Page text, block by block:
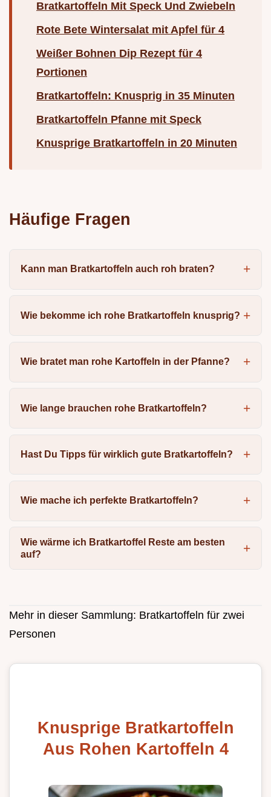
Bratkartoffeln Mit Speck Und Zwiebeln
Rote Bete Wintersalat mit Apfel für 4
Weißer Bohnen Dip Rezept für 4
Portionen
Bratkartoffeln: Knusprig in 35 Minuten
Bratkartoffeln Pfanne mit Speck
Knusprige Bratkartoffeln in 20 Minuten
Häufige Fragen
Kann man Bratkartoffeln auch roh braten?
Wie bekomme ich rohe Bratkartoffeln knusprig?
Wie bratet man rohe Kartoffeln in der Pfanne?
Wie lange brauchen rohe Bratkartoffeln?
Hast Du Tipps für wirklich gute Bratkartoffeln?
Wie mache ich perfekte Bratkartoffeln?
Wie wärme ich Bratkartoffel Reste am besten
auf?
Mehr in dieser Sammlung: Bratkartoffeln für zwei
Personen
Knusprige Bratkartoffeln
Aus Rohen Kartoffeln 4